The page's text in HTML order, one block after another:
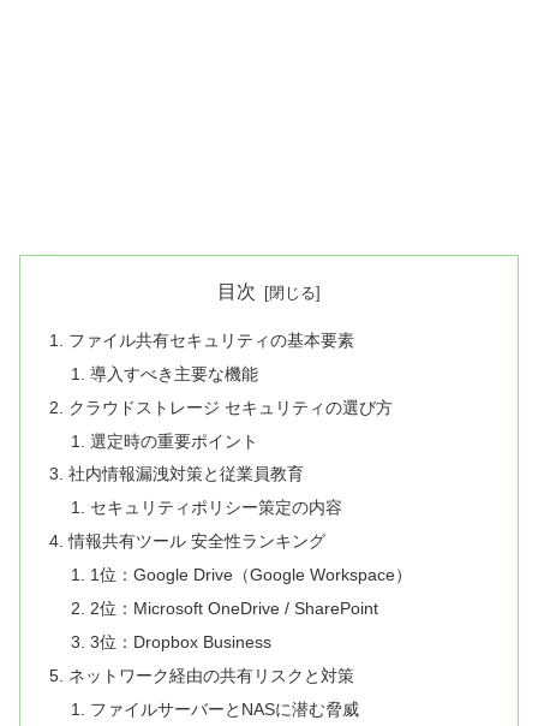
目次
ファイル共有セキュリティの基本要素
導入すべき主要な機能
クラウドストレージ セキュリティの選び方
選定時の重要ポイント
社内情報漏洩対策と従業員教育
セキュリティポリシー策定の内容
情報共有ツール 安全性ランキング
1位：Google Drive（Google Workspace）
2位：Microsoft OneDrive / SharePoint
3位：Dropbox Business
ネットワーク経由の共有リスクと対策
ファイルサーバーとNASに潜む脅威